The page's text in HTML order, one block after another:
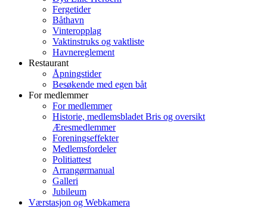
Fergetider
Båthavn
Vinteropplag
Vaktinstruks og vaktliste
Havnereglement
Restaurant
Åpningstider
Besøkende med egen båt
For medlemmer
For medlemmer
Historie, medlemsbladet Bris og oversikt
Æresmedlemmer
Foreningseffekter
Medlemsfordeler
Politiattest
Arrangørmanual
Galleri
Jubileum
Værstasjon og Webkamera